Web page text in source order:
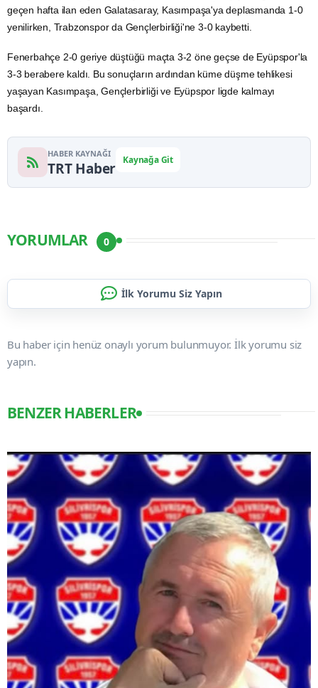
geçen hafta ilan eden Galatasaray, Kasımpaşa'ya deplasmanda 1-0
yenilirken, Trabzonspor da Gençlerbirliği'ne 3-0 kaybetti.
Fenerbahçe 2-0 geriye düştüğü maçta 3-2 öne geçse de Eyüpspor'la
3-3 berabere kaldı. Bu sonuçların ardından küme düşme tehlikesi
yaşayan Kasımpaşa, Gençlerbirliği ve Eyüpspor ligde kalmayı
başardı.
HABER KAYNAĞI
TRT Haber Kaynağa Git
YORUMLAR 0
İlk Yorumu Siz Yapın
Bu haber için henüz onaylı yorum bulunmuyor. İlk yorumu siz
yapın.
BENZER HABERLER